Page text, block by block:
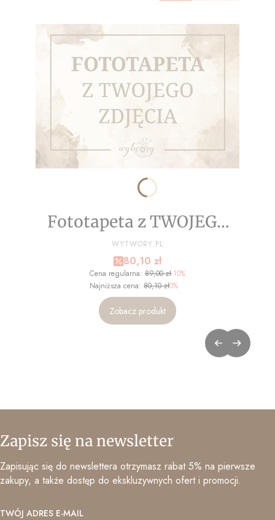
Fototapeta z TWOJEGO
ZDJĘCIA - NA WYMIAR
PRODUCENT
WYTWORY.PL
Cena promocyjna
80,10 zł
Cena regularna: 89,00 zł-10%
Najniższa cena: 80,10 zł0%
Zobacz produkt
Zapisz się na newsletter
Zapisując się do newslettera otrzymasz rabat 5% na pierwsze
zakupy, a także dostęp do ekskluzywnych ofert i promocji.
TWÓJ ADRES E-MAIL